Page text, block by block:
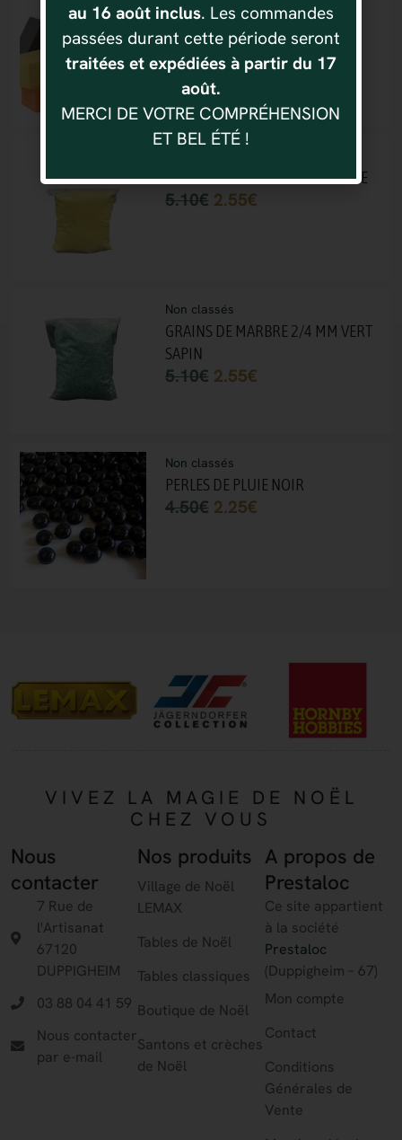
FLORA MOUSSE (DIFFERENTS
COLORIS)
1.90€ 1.14€
SABLE DE MARBRE 0.5 MM JAUNE
5.10€ 2.55€
Non classés
GRAINS DE MARBRE 2/4 MM VERT
SAPIN
5.10€ 2.55€
Non classés
PERLES DE PLUIE NOIR
4.50€ 2.25€
VIVEZ LA MAGIE DE NOËL
CHEZ VOUS
Nous
contacter
7 Rue de
l'Artisanat
67120
DUPPIGHEIM
03 88 04 41 59
Nous contacter
par e-mail
Nos produits
Village de Noël
LEMAX
Tables de Noël
Tables classiques
Boutique de Noël
Santons et crèches
de Noël
A propos de
Prestaloc
Ce site appartient
à la société
Prestaloc
(Duppigheim – 67)
Mon compte
Contact
Conditions
Générales de
Vente
au 16 août inclus. Les commandes
passées durant cette période seront
traitées et expédiées à partir du 17
août.
MERCI DE VOTRE COMPRÉHENSION
ET BEL ÉTÉ !